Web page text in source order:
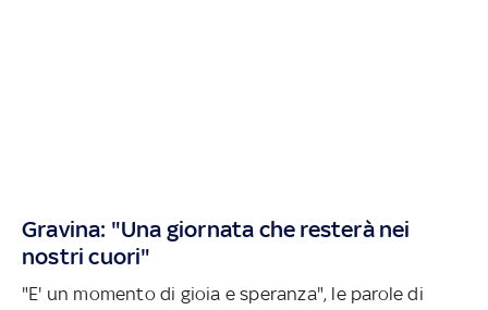
Gravina: "Una giornata che resterà nei
nostri cuori"
"E' un momento di gioia e speranza", le parole di